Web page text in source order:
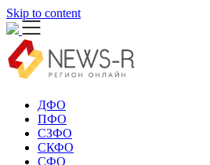
Skip to content
ДФО
ПФО
СЗФО
СКФО
СФО